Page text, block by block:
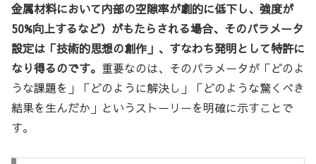
金属材料において内部の空隙率が劇的に低下し、強度が
50%向上するなど）がもたらされる場合、そのパラメータ
設定は「技術的思想の創作」、すなわち発明として特許に
なり得るのです。 重要なのは、そのパラメータが「どのよ
うな課題を」「どのように解決し」「どのような驚くべき
結果を生んだか」というストーリーを明確に示すことで
す。